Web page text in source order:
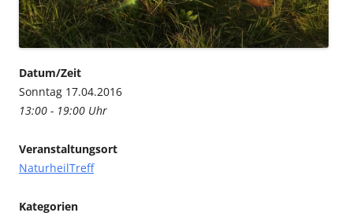
Datum/Zeit
Sonntag 17.04.2016
13:00 - 19:00 Uhr
Veranstaltungsort
NaturheilTreff
Kategorien